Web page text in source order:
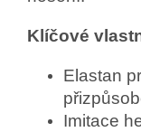
Klíčové
Elastan
Imitace